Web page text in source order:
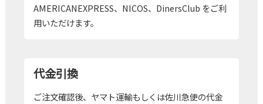
AMERICANEXPRESS、NICOS、DinersClub をご利
用いただけます。
代金引換
ご注文確認後、ヤマト運輸もしくは佐川急便の代金